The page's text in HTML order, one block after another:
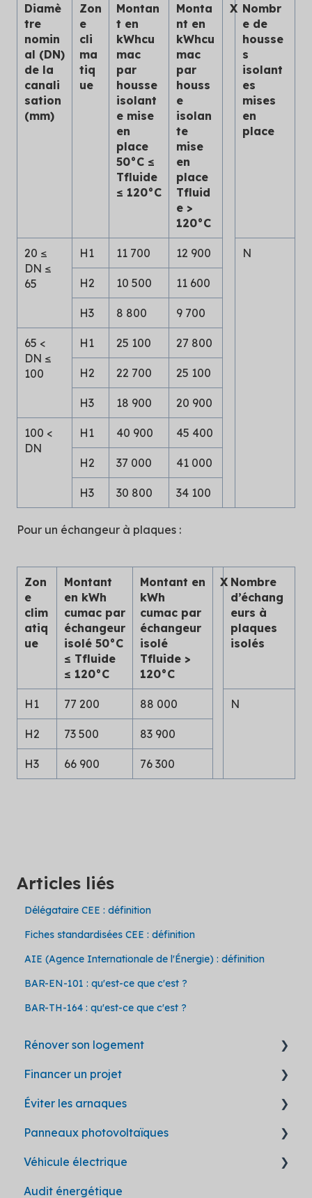
Diamè
tre
nomin
al (DN)
de la
canali
sation
(mm)
Zon
e
cli
ma
tiq
ue
Montan
t en
kWhcu
mac
par
housse
isolant
e mise
en
place
50°C ≤
Tfluide
≤ 120°C
Monta
nt en
kWhcu
mac
par
houss
e
isolan
te
mise
en
place
Tfluid
e >
120°C
X Nombr
e de
housse
s
isolant
es
mises
en
place
20 ≤
DN ≤
65
H1 11 700 12 900 N
H2 10 500 11 600
H3 8 800 9 700
65 <
DN ≤
100
H1 25 100 27 800
H2 22 700 25 100
H3 18 900 20 900
100 <
DN
H1 40 900 45 400
H2 37 000 41 000
H3 30 800 34 100
Pour un échangeur à plaques :
Zon
e
clim
atiq
ue
Montant
en kWh
cumac par
échangeur
isolé 50°C
≤ Tfluide
≤ 120°C
Montant en
kWh
cumac par
échangeur
isolé
Tfluide >
120°C
X Nombre
d’échang
eurs à
plaques
isolés
H1 77 200 88 000 N
H2 73 500 83 900
H3 66 900 76 300
Articles liés
Délégataire CEE : définition
Fiches standardisées CEE : définition
AIE (Agence Internationale de l'Énergie) : définition
BAR-EN-101 : qu'est-ce que c'est ?
BAR-TH-164 : qu'est-ce que c'est ?
Rénover son logement
Questions générales
Déroulement d'un chantier
Isolation
Isolation des murs extérieurs (ITE)
Isolation des combles
Financer un projet
Les aides en un coup d'oeil
Modalités d'obtention
Ma Prime Rénov'
Certificats d'économies d'énergie
Éviter les arnaques
Les bonnes pratiques
Hellio lutte contre les arnaques
Fiches de réception des travaux
Panneaux photovoltaïques
Prime à l'autoconsommation
Fonctionnement des panneaux
Véhicule électrique
Voitures électriques pour particuliers
Audit énergétique